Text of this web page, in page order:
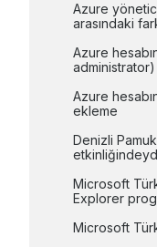
Azure
arasındaki
Azure
Azure
ekleme
Denizli
Microsoft
Explorer
Microsoft